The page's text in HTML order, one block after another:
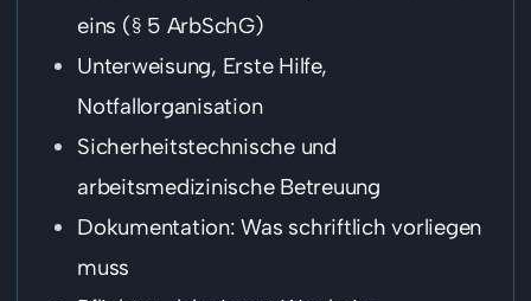
eins (§ 5 ArbSchG)
Unterweisung, Erste Hilfe,
Notfallorganisation
Sicherheitstechnische und
arbeitsmedizinische Betreuung
Dokumentation: Was schriftlich vorliegen
muss